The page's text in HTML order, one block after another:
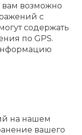
вам возможно
с
содержать
по GPS.
на нашем
вашего